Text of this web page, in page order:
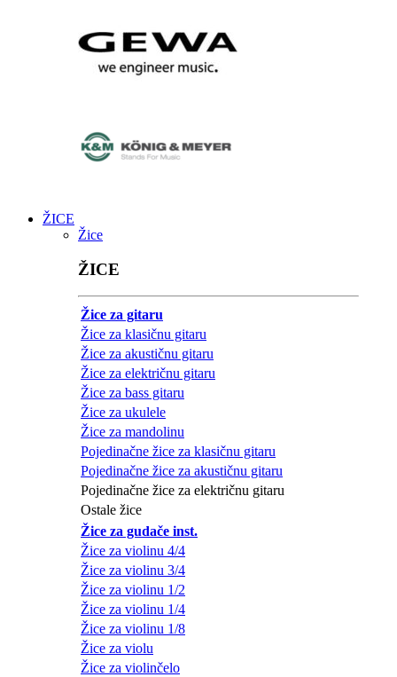
ŽICE
Žice
ŽICE
Žice za gitaru
Žice za klasičnu gitaru
Žice za akustičnu gitaru
Žice za električnu gitaru
Žice za bass gitaru
Žice za ukulele
Žice za mandolinu
Pojedinačne žice za klasičnu gitaru
Pojedinačne žice za akustičnu gitaru
Pojedinačne žice za električnu gitaru
Ostale žice
Žice za gudače inst.
Žice za violinu 4/4
Žice za violinu 3/4
Žice za violinu 1/2
Žice za violinu 1/4
Žice za violinu 1/8
Žice za violu
Žice za violinčelo